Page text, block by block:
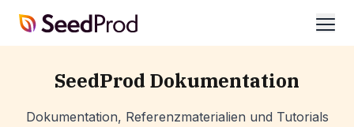
SeedProd
SeedProd Dokumentation
Dokumentation, Referenzmaterialien und Tutorials